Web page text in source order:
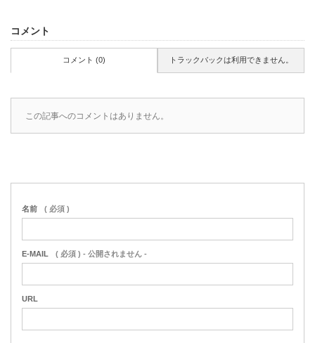
コメント
コメント (0) トラックバックは利用できません。
この記事へのコメントはありません。
名前 ( 必須 )
E-MAIL ( 必須 ) - 公開されません -
URL